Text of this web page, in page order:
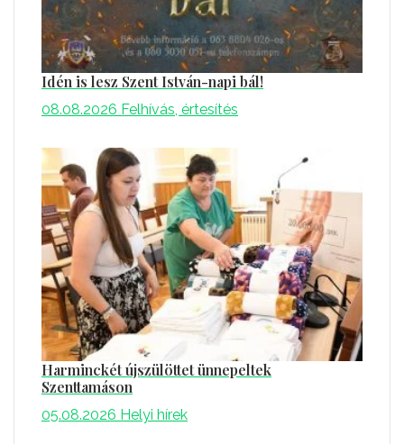
Idén is lesz Szent István-napi bál!
08.08.2026 Felhívás, értesítés
Harminckét újszülöttet ünnepeltek
Szenttamáson
05.08.2026 Helyi hírek